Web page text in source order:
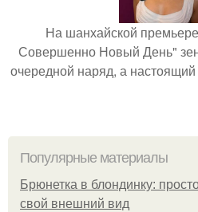
На шанхайской
Совершенно Новый День"
очередной наряд, а
Популярные материалы
Брюнетка в блондинку:
свой внешний вид